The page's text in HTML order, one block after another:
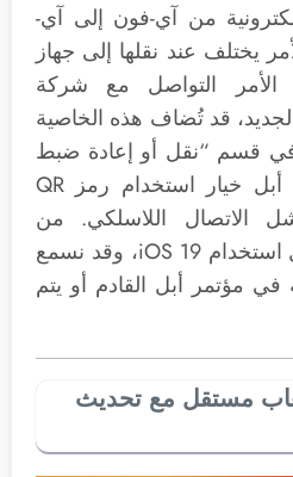
من آي-فون إلى آي-
يختلف عند نقلها إلى جهاز
الأمر التواصل مع شركة
قد تُضاف هذه الخاصية
في قسم “نقل أو إعادة ضبط
الآي-فون”. كما قد تتيح أبل خيار استخدام رمز QR
الاتصال اللاسلكي. من
المتوقع أن يتطلب النقل استخدام iOS 19، وقد نسمع
مؤتمر أبل القادم أو يتم
مستقل مع تحديث